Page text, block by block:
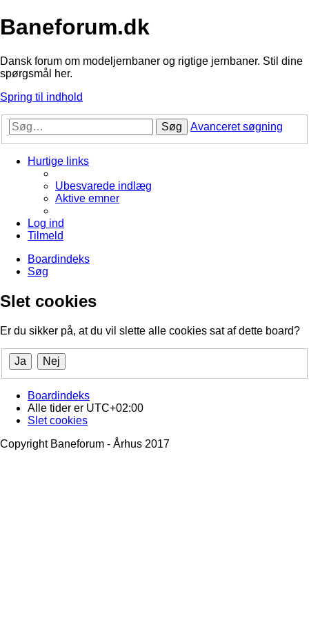
Baneforum.dk
Dansk forum om modeljernbaner og rigtige jernbaner. Stil dine
spørgsmål her.
Spring til indhold
Søg Avanceret søgning
Hurtige links
Ubesvarede indlæg
Aktive emner
Log ind
Tilmeld
Boardindeks
Søg
Slet cookies
Er du sikker på, at du vil slette alle cookies sat af dette board?
Boardindeks
Alle tider er UTC+02:00
Slet cookies
Copyright Baneforum - Århus 2017